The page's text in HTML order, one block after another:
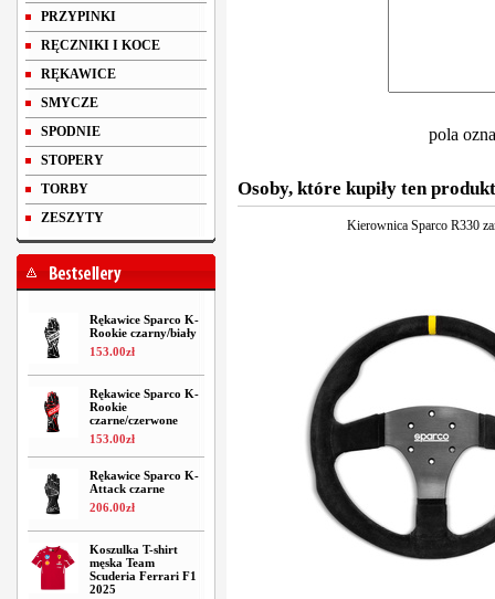
PRZYPINKI
RĘCZNIKI I KOCE
RĘKAWICE
SMYCZE
SPODNIE
STOPERY
TORBY
ZESZYTY
Rękawice Sparco K-
Rookie czarny/biały
153.00zł
Rękawice Sparco K-
Rookie
czarne/czerwone
153.00zł
Rękawice Sparco K-
Attack czarne
206.00zł
Koszulka T-shirt
męska Team
Scuderia Ferrari F1
2025
pola
Osoby, które kupiły ten
Kierownica Sparco R330